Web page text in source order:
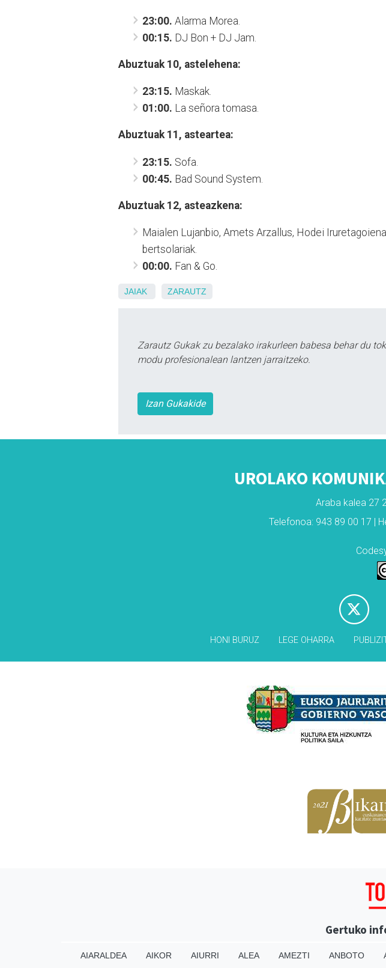
23:00. Alarma Morea.
00:15. DJ Bon + DJ Jam.
Abuztuak 10, astelehena:
23:15. Maskak.
01:00. La señora tomasa.
Abuztuak 11, asteartea:
23:15. Sofa.
00:45. Bad Sound System.
Abuztuak 12, asteazkena:
Maialen Lujanbio, Amets Arzallus, Hodei
bertsolariak.
00:00. Fan & Go.
JAIAK ZARAUTZ
Zarautz Gukak zu bezalako irakurleen babesa behar du
modu profesionalean lantzen jarraitzeko.
Izan Gukakide
UROLAKO
Araba kalea 27
Telefonoa: 943 89 00 17 |
HONI BURUZ LEGE OHARRA
Gertuko
AIARALDEA AIKOR AIURRI ALEA AMEZTI ANBOTO